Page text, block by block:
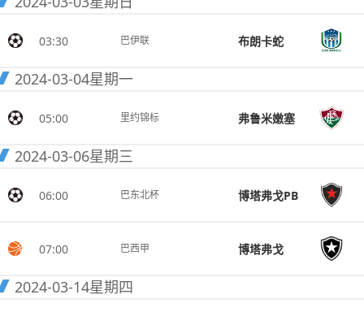
03:30 巴伊联 布朗卡蛇
2024-03-04星期一
05:00 里约锦标 弗鲁米嫩塞
2024-03-06星期三
06:00 巴东北杯 博塔弗戈PB
07:00 巴西甲 博塔弗戈
2024-03-14星期四